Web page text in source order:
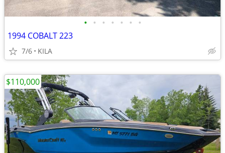
• • • • • • •
1994 COBALT 223
7/6 KILA
$110,000